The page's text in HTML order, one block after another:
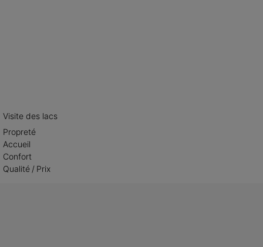
Visite des lacs
Propreté
Accueil
Confort
Qualité / Prix